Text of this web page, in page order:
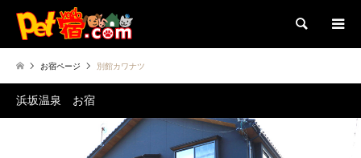
検索
お宿ページ 別館カワナツ
浜坂温泉 お宿